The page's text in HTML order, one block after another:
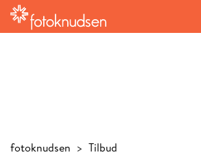
fotoknudsen Tilbud